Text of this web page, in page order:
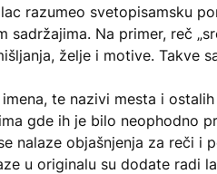
razumeo svetopisamsku
Na primer, reč
želje i motive. Takve
te nazivi mesta i
gde ih je bilo neophodno
nalaze objašnjenja za reči i
u originalu su dodate radi